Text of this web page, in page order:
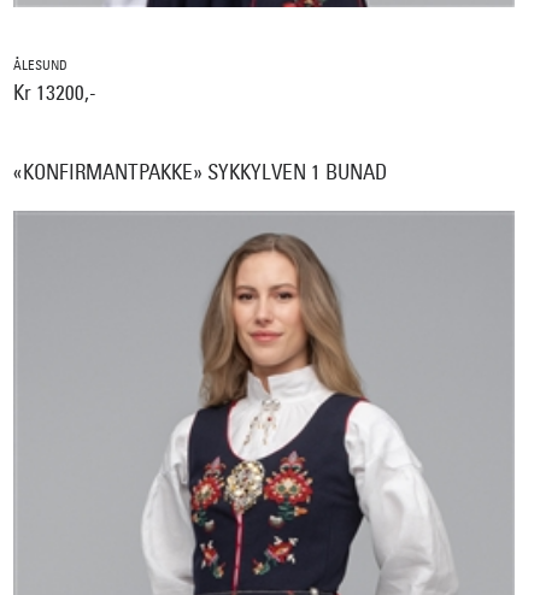
ÅLESUND
Kr 13200,-
«KONFIRMANTPAKKE» SYKKYLVEN 1 BUNAD